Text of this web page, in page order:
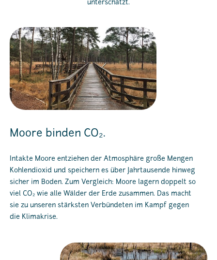
unterschätzt.
Moore binden CO₂.
Intakte Moore entziehen der Atmosphäre große Mengen
Kohlendioxid und speichern es über Jahrtausende hinweg
sicher im Boden. Zum Vergleich: Moore lagern doppelt so
viel CO₂ wie alle Wälder der Erde zusammen. Das macht
sie zu unseren stärksten Verbündeten im Kampf gegen
die Klimakrise.